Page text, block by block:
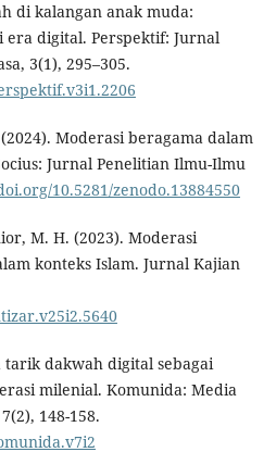
di kalangan anak muda:
era digital. Perspektif: Jurnal
3(1), 295–305.
Moderasi beragama dalam
Jurnal Penelitian Ilmu-Ilmu
10.5281/zenodo.13884550
M. H. (2023). Mod­erasi
konteks Islam. Jurnal Kajian
tarik dakwah digital sebagai
milenial. Komunida: Media
148-158.